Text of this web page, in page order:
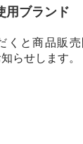
用ブランド
くと商品販
らせします。